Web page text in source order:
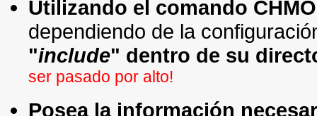
Utilizando el comando
dependiendo de la
"include" dentro de su
ser pasado por alto!
Posea la información